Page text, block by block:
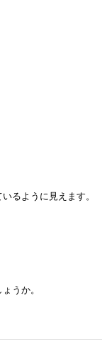
るように見えます。
うか。